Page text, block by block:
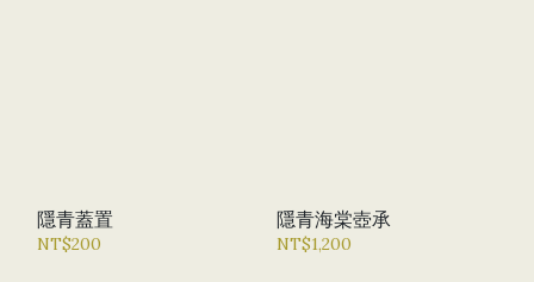
隱青蓋置
NT$200
隱青海棠壺承
NT$1,200